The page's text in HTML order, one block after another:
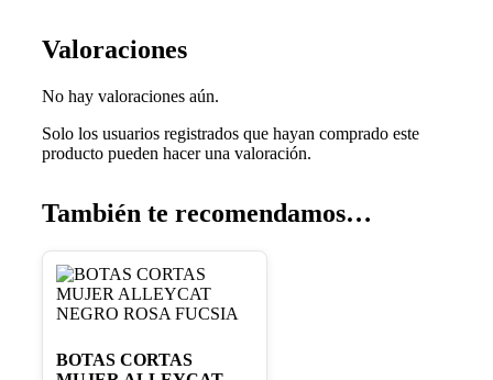
Valoraciones
No hay valoraciones aún.
Solo los usuarios registrados que hayan comprado este
producto pueden hacer una valoración.
También te recomendamos…
BOTAS CORTAS
Este
producto
tiene
variantes.
Las